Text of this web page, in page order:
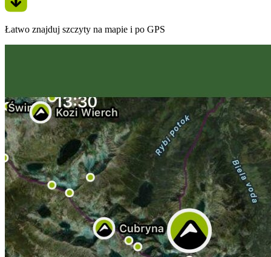
Łatwo znajduj szczyty na mapie i po GPS